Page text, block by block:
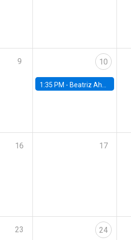
9 10
1:35 PM - Beatriz Ahumada, PhD candidate, Universidad de Pittsburgh
16 17
23 24